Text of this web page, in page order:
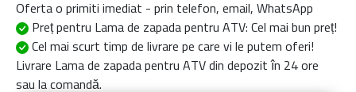
Oferta o primiti imediat - prin telefon, email, WhatsApp
Preț pentru Lama de zapada pentru ATV: Cel mai bun preț!
Cel mai scurt timp de livrare pe care vi le putem oferi!
Livrare
Lama de zapada pentru ATV din depozit în 24 ore
sau la comandă.